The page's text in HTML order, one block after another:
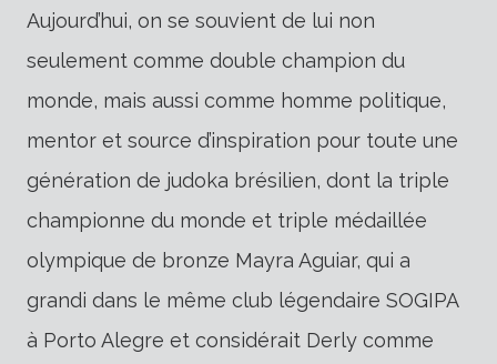
Aujourd’hui, on se souvient de lui non
seulement comme double champion du
monde, mais aussi comme homme politique,
mentor et source d’inspiration pour toute une
génération de judoka brésilien, dont la triple
championne du monde et triple médaillée
olympique de bronze Mayra Aguiar, qui a
grandi dans le même club légendaire SOGIPA
à Porto Alegre et considérait Derly comme